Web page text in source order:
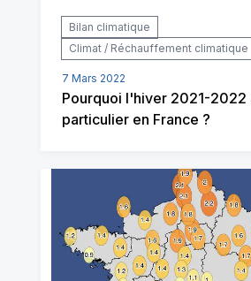
Bilan climatique
Climat / Réchauffement climatique
7 Mars 2022
Pourquoi l'hiver 2021-2022
particulier en France ?